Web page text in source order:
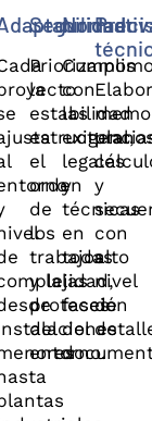
Seguridad
Priorizamos
la
estabilidad
estructural,
el
orden
de
los
trabajos
y la
protección
del
entorno.
con
las
legales
y
técnicas
en
todas
las
fases
del
y
con
alto
nivel
de